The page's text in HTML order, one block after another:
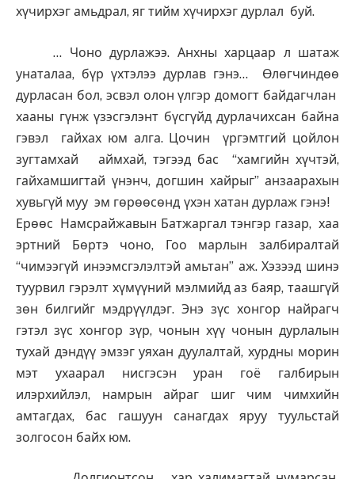
хүчирхэг амьдрал, яг тийм хүчирхэг дурлал буй.
… Чоно дурлажээ. Анхны харцаар л шатаж
унаталаа, бүр үхтэлээ дурлав гэнэ… Өлөгчиндөө
дурласан бол, эсвэл олон үлгэр домогт байдагчлан
хааны гүнж үзэсгэлэнт бүсгүйд дурлачихсан байна
гэвэл гайхах юм алга. Цочин үргэмтгий цойлон
зугтамхай аймхай, тэгээд бас “хамгийн хүчтэй,
гайхамшигтай үнэнч, догшин хайрыг” анзаарахын
хувьгүй муу эм гөрөөсөнд үхэн хатан дурлаж гэнэ!
Ерөөс Намсрайжавын Батжаргал тэнгэр газар, хаа
эртний Бөртэ чоно, Гоо марлын залбиралтай
“чимээгүй инээмсгэлэлтэй амьтан” аж. Хэзээд шинэ
туурвил гэрэлт хүмүүний мэлмийд аз баяр, таашгүй
зөн билгийг мэдрүүлдэг. Энэ зүс хонгор найрагч
гэтэл зүс хонгор зүр, чонын хүү чонын дурлалын
тухай дэндүү эмзэг уяхан дуулалтай, хурдны морин
мэт ухаарал нисгэсэн уран гоё галбирын
илэрхийлэл, намрын айраг шиг чим чимхийн
амтагдах, бас гашуун санагдах яруу туульстай
золгосон байх юм.